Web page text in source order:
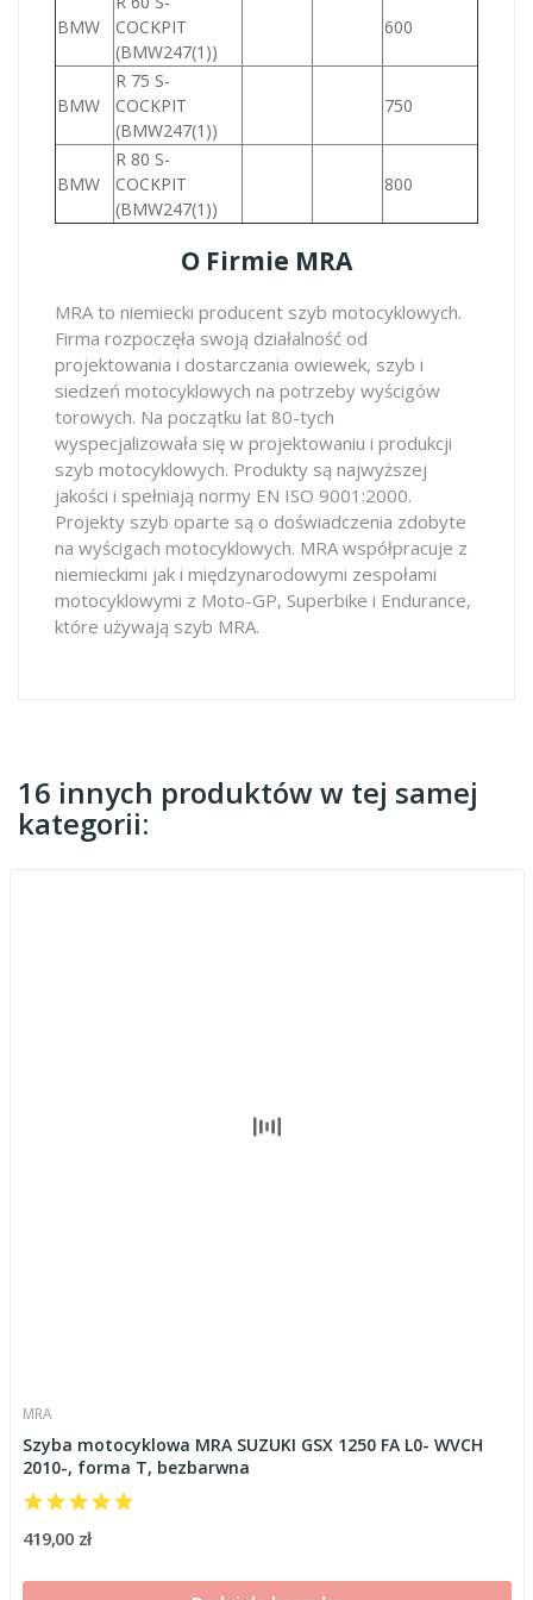
BMW
COCKPIT
(BMW247(1))
600
BMW
R 75 S-
COCKPIT
(BMW247(1))
750
BMW
R 80 S-
COCKPIT
(BMW247(1))
800
O Firmie MRA
MRA to niemiecki producent szyb motocyklowych.
Firma rozpoczęła swoją działalność od
projektowania i dostarczania owiewek, szyb i
siedzeń motocyklowych na potrzeby wyścigów
torowych. Na początku lat 80-tych
wyspecjalizowała się w projektowaniu i produkcji
szyb motocyklowych. Produkty są najwyższej
jakości i spełniają normy EN ISO 9001:2000.
Projekty szyb oparte są o doświadczenia zdobyte
na wyścigach motocyklowych. MRA współpracuje z
niemieckimi jak i międzynarodowymi zespołami
motocyklowymi z Moto-GP, Superbike i Endurance,
które używają szyb MRA.
16 innych produktów w tej samej
kategorii:
MRA
Szyba motocyklowa MRA SUZUKI GSX 1250 FA L0- WVCH
2010-, forma T, bezbarwna
419,00 zł